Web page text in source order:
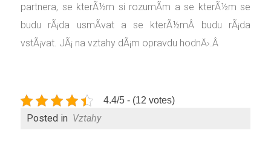
partnera, se kterÃ½m si rozumÃ­m a se kterÃ½m se
budu rÃ¡da usmÃ­vat a se kterÃ½mÂ budu rÃ¡da
vstÃ¡vat. JÃ¡ na vztahy dÃ¡m opravdu hodnÄ›.Â
4.4/5 - (12 votes)
Posted in Vztahy